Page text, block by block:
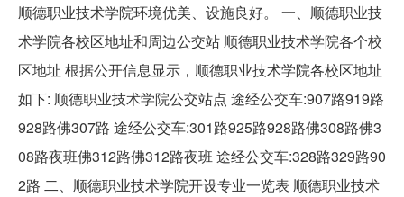
顺德职业技术学院环境优美、设施良好。 一、顺德职业技
术学院各校区地址和周边公交站 顺德职业技术学院各个校
区地址 根据公开信息显示，顺德职业技术学院各校区地址
如下: 顺德职业技术学院公交站点 途经公交车:907路919路
928路佛307路 途经公交车:301路925路928路佛308路佛3
08路夜班佛312路佛312路夜班 途经公交车:328路329路90
2路 二、顺德职业技术学院开设专业一览表 顺德职业技术